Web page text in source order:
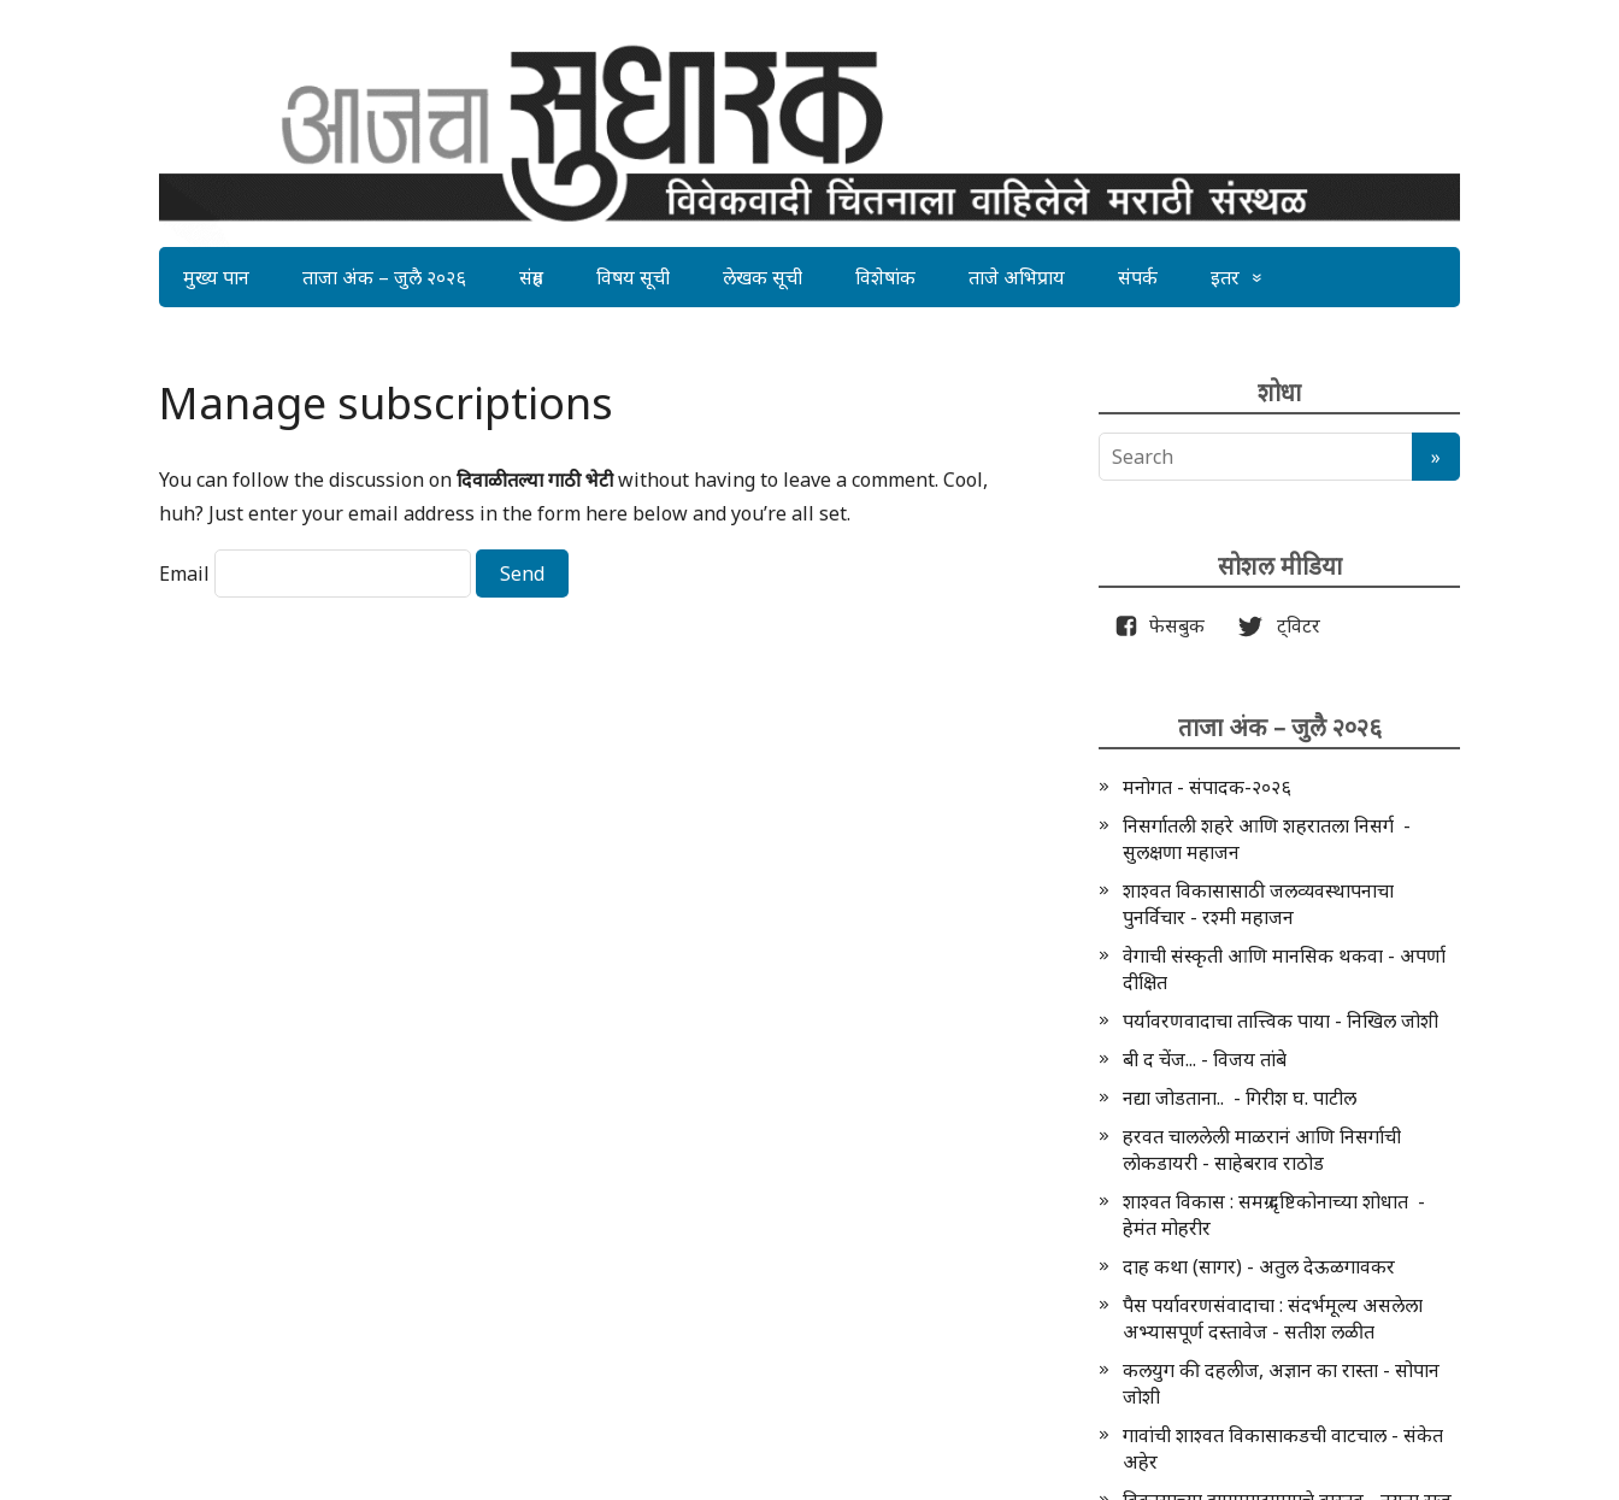
मुख्य पान ताजा अंक – जुलै २०२६ संग्रह विषय सूची लेखक सूची विशेषांक ताजे अभिप्राय संपर्क इतर
Manage subscriptions
You can follow the discussion onदिवाळीतल्या गाठी भेटीwithout having to leave a comment. Cool,
huh? Just enter your email address in the form here below and you’re all set.
Email
शोधा
सोशल मीडिया
फेसबुक ट्विटर
ताजा अंक – जुलै २०२६
मनोगत - संपादक-२०२६
निसर्गातली शहरे आणि शहरातला निसर्ग -
सुलक्षणा महाजन
शाश्वत विकासासाठी जलव्यवस्थापनाचा
पुनर्विचार - रश्मी महाजन
वेगाची संस्कृती आणि मानसिक थकवा - अपर्णा
दीक्षित
पर्यावरणवादाचा तात्त्विक पाया - निखिल जोशी
बी द चेंज... - विजय तांबे
नद्या जोडताना.. - गिरीश घ. पाटील
हरवत चाललेली माळरानं आणि निसर्गाची
लोकडायरी - साहेबराव राठोड
शाश्वत विकास : समग्र दृष्टिकोनाच्या शोधात -
हेमंत मोहरीर
दाह कथा (सागर) - अतुल देऊळगावकर
पैस पर्यावरणसंवादाचा : संदर्भमूल्य असलेला
अभ्यासपूर्ण दस्तावेज - सतीश लळीत
कलयुग की दहलीज, अज्ञान का रास्ता - सोपान
जोशी
गावांची शाश्वत विकासाकडची वाटचाल - संकेत
अहेर